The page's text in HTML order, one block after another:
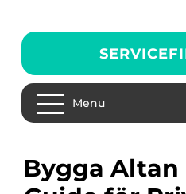
Menu
Bygga Altan En Grundlig